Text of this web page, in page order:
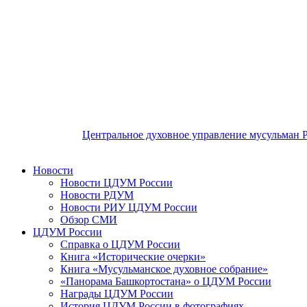
Центральное духовное управление мусульман
Новости
Новости ЦДУМ России
Новости РДУМ
Новости РИУ ЦДУМ России
Обзор СМИ
ЦДУМ России
Справка о ЦДУМ России
Книга «Исторические очерки»
Книга «Мусульманское духовное собрание»
«Панорама Башкортостана» о ЦДУМ России
Награды ЦДУМ России